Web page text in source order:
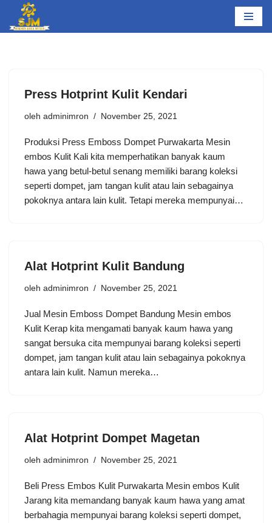
Lompat
Press Hotprint Kulit Kendari
oleh adminimron November 25, 2021
Produksi Press Emboss Dompet Purwakarta Mesin
embos Kulit Kali kita memperhatikan banyak kaum
hawa yang betul-betul senang memiliki barang koleksi
seperti dompet, jam tangan kulit atau lain sebagainya
pokoknya antara lain kulit. Tetapi mereka mempunyai…
Alat Hotprint Kulit Bandung
oleh adminimron November 25, 2021
Jual Mesin Emboss Dompet Bandung Mesin embos
Kulit Kerap kita mengamati banyak kaum hawa yang
sangat bersuka cita mempunyai barang koleksi seperti
dompet, jam tangan kulit atau lain sebagainya pokoknya
antara lain kulit. Namun mereka…
Alat Hotprint Dompet Magetan
oleh adminimron November 25, 2021
Beli Press Embos Kulit Purwakarta Mesin embos Kulit
Jarang kita memandang banyak kaum hawa yang amat
berbahagia mempunyai barang koleksi seperti dompet,